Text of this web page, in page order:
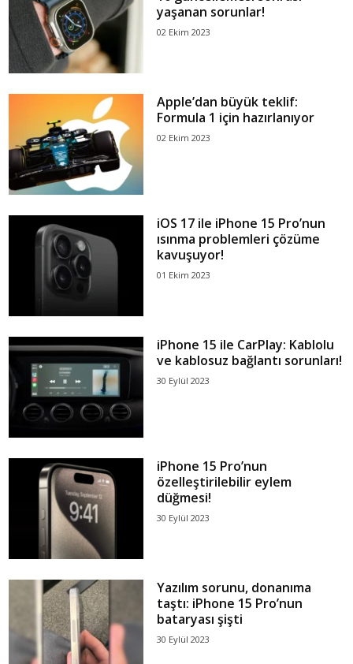
yaşanan sorunlar!
02 Ekim 2023
Apple’dan büyük teklif:
Formula 1 için hazırlanıyor
02 Ekim 2023
iOS 17 ile iPhone 15 Pro’nun
ısınma problemleri çözüme
kavuşuyor!
01 Ekim 2023
iPhone 15 ile CarPlay: Kablolu
ve kablosuz bağlantı sorunları!
30 Eylül 2023
iPhone 15 Pro’nun
özelleştirilebilir eylem
düğmesi!
30 Eylül 2023
Yazılım sorunu, donanıma
taştı: iPhone 15 Pro’nun
bataryası şişti
30 Eylül 2023